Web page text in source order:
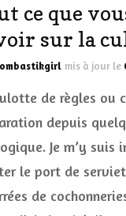
SIMPLE…
BIEN
ce que
sur la
mis à jour le
de règles ou
depuis
Je m’y suis
le port de
de